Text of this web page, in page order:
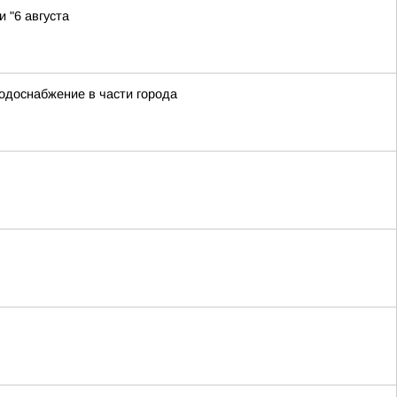
августа
в части города